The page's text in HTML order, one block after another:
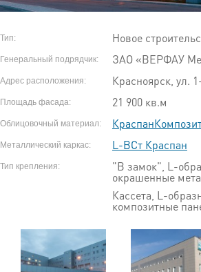
Тип: Новое
Генеральный подрядчик: ЗАО «ВЕРФАУ
Адрес расположения: Красноярск, ул.
Площадь фасада: 21 900 кв.м
Облицовочный материал:
Металлический каркас: L-ВСт Краспан
Тип крепления: "В замок", L-
окрашенные
Кассета, L-
композитные